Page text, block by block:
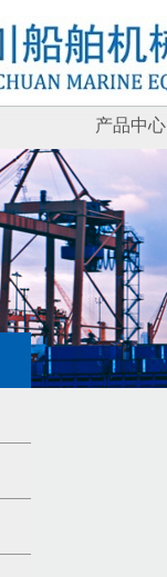
产品中心